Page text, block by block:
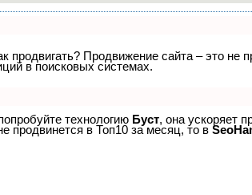
продвигать? Продвижение сайта – это
в поисковых системах.
технологию Буст, она ускоряет
продвинется в Топ10 за месяц, то в